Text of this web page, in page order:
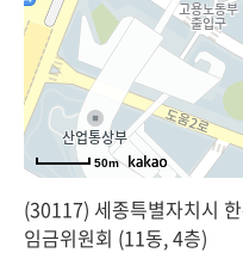
50m
(30117) 세종특별자치시
임금위원회 (11동, 4층)